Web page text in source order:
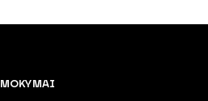
MOKYMAI